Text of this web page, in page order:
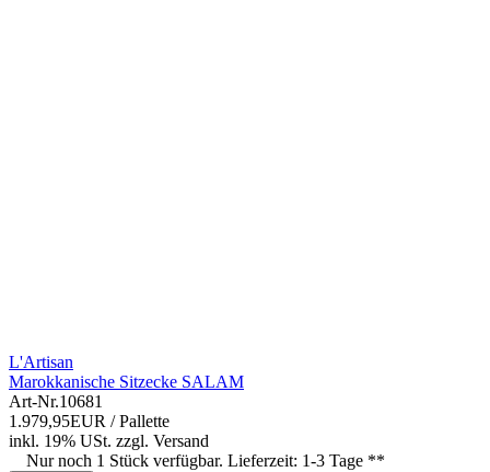
L'Artisan
Marokkanische Sitzecke SALAM
Art-Nr.10681
1.979,95EUR / Pallette
inkl. 19% USt. zzgl. Versand
Nur noch 1 Stück verfügbar. Lieferzeit: 1-3 Tage **